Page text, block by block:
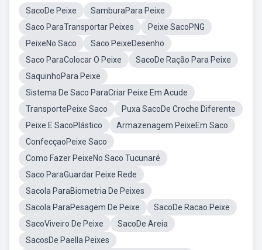
SacoDe Peixe
SamburaPara Peixe
Saco ParaTransportar Peixes
Peixe SacoPNG
PeixeNo Saco
Saco PeixeDesenho
Saco ParaColocar O Peixe
SacoDe Ração Para Peixe
SaquinhoPara Peixe
Sistema De Saco ParaCriar Peixe Em Acude
TransportePeixe Saco
Puxa SacoDe Croche Diferente
Peixe E SacoPlástico
Armazenagem PeixeEm Saco
ConfecçaoPeixe Saco
Como Fazer PeixeNo Saco Tucunaré
Saco ParaGuardar Peixe Rede
Sacola ParaBiometria De Peixes
Sacola ParaPesagem De Peixe
SacoDe Racao Peixe
SacoViveiro De Peixe
SacoDe Areia
SacosDe Paella Peixes